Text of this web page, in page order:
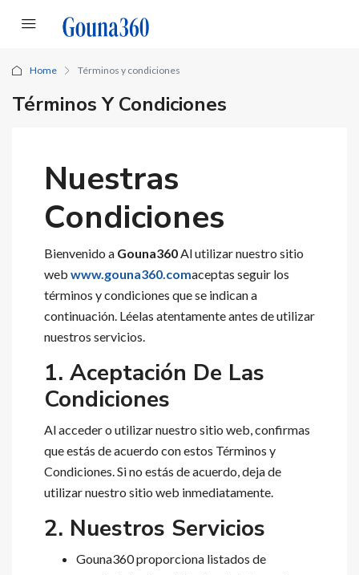
Home Términos y condiciones
Términos Y Condiciones
Nuestras
Condiciones
Bienvenido a Gouna360Al utilizar nuestro sitio
web www.gouna360.comaceptas seguir los
términos y condiciones que se indican a
continuación. Léelas atentamente antes de utilizar
nuestros servicios.
1. Aceptación De Las
Condiciones
Al acceder o utilizar nuestro sitio web, confirmas
que estás de acuerdo con estos Términos y
Condiciones. Si no estás de acuerdo, deja de
utilizar nuestro sitio web inmediatamente.
2. Nuestros Servicios
Gouna360 proporciona listados de